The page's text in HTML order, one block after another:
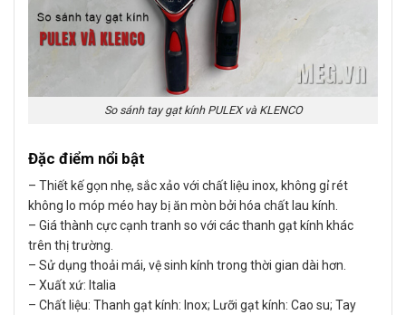
So sánh tay gạt kính PULEX và KLENCO
Đặc điểm nổi bật
– Thiết kế gọn nhẹ, sắc xảo với chất liệu inox, không gỉ rét
không lo móp méo hay bị ăn mòn bởi hóa chất lau kính.
– Giá thành cực cạnh tranh so với các thanh gạt kính khác
trên thị trường.
– Sử dụng thoải mái, vệ sinh kính trong thời gian dài hơn.
– Xuất xứ: Italia
– Chất liệu: Thanh gạt kính: Inox; Lưỡi gạt kính: Cao su; Tay